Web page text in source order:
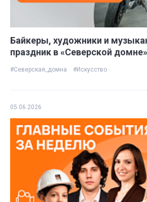
Байкеры, художники и
праздник в «Северской домне»
#Северская_домна #Искусство
05.06.2026